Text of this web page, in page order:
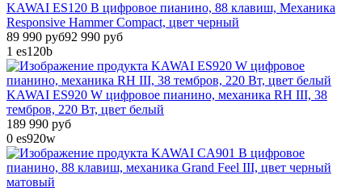
KAWAI ES120 B цифровое пианино, 88 клавиш, Механика
Responsive Hammer Compact, цвет черный
89 990 руб92 990 руб
1 es120b
KAWAI ES920 W цифровое пианино, механика RH III, 38
тембров, 220 Вт, цвет белый
189 990 руб
0 es920w